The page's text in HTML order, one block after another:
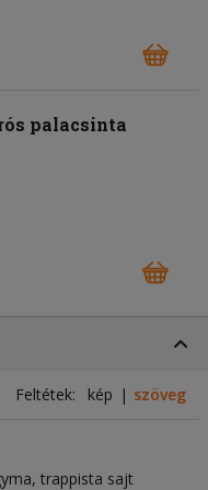
palacsinta
Feltétek: kép szöveg
trappista sajt